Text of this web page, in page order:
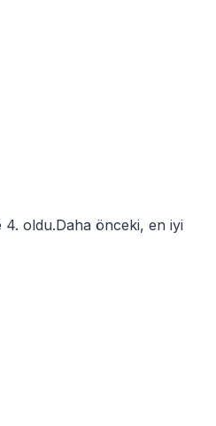
4. oldu.Daha önceki, en iyi